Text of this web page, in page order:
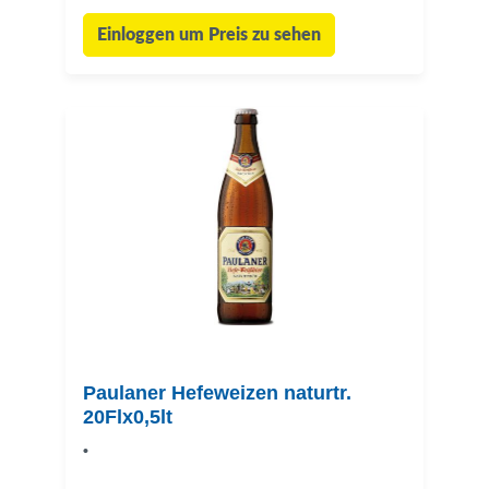
Einloggen um Preis zu sehen
Paulaner Hefeweizen naturtr.
20Flx0,5lt
•